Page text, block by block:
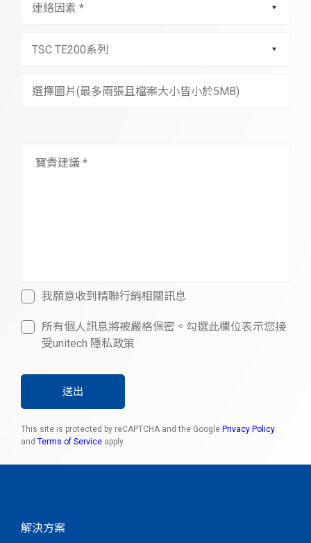
選擇圖片(最多兩張且檔案大小皆小於5MB)
我願意收到精聯行銷相關訊息
所有個人訊息將被嚴格保密。勾選此欄位表示您接
受unitech 隱私政策
送出
This site is protected by reCAPTCHA and the Google Privacy Policy
and Terms of Service apply.
解決方案